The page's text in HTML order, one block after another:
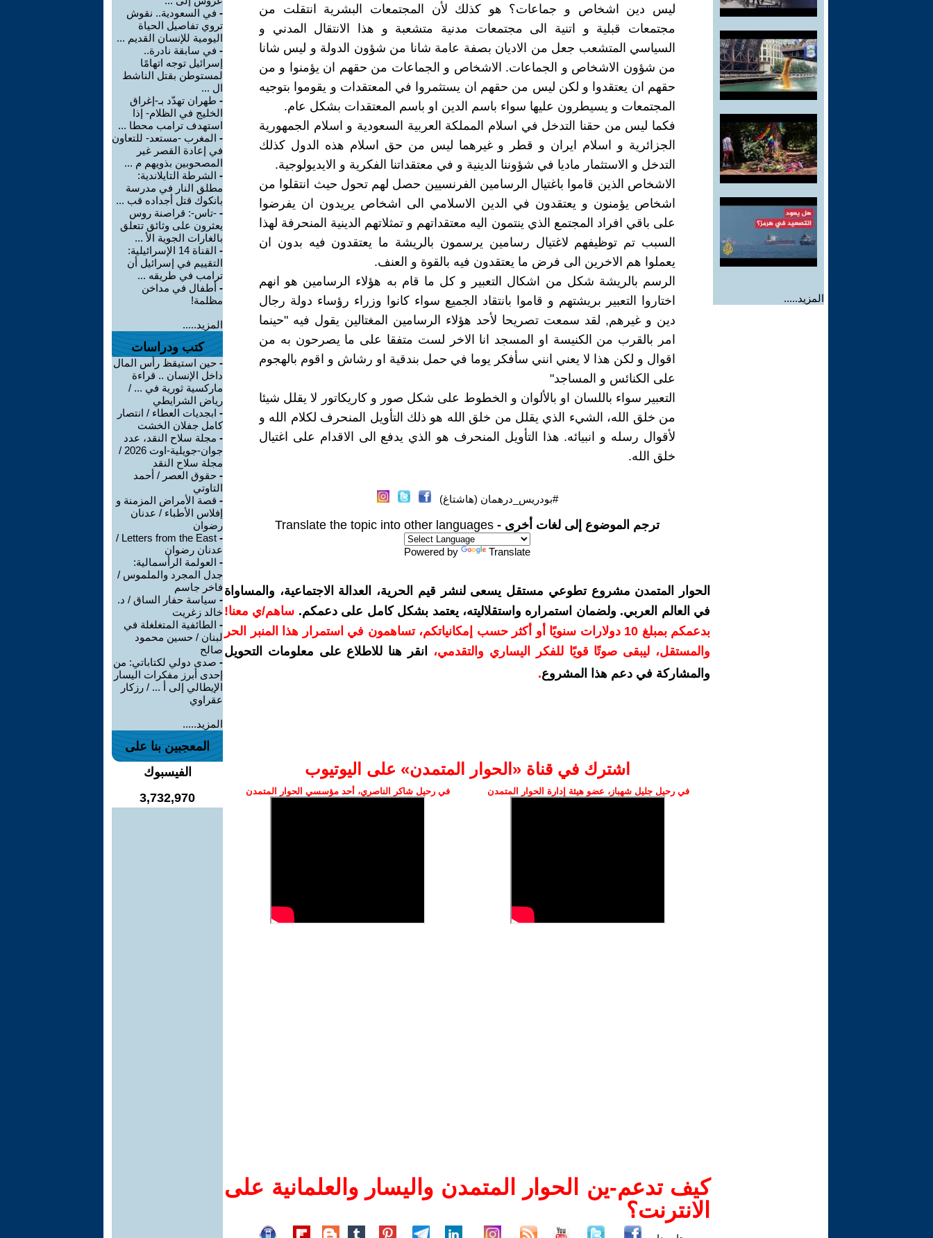
المزيد.....
ليس دين اشخاص و جماعات؟ هو كذلك لأن المجتمعات البشرية انتقلت من
مجتمعات قبلية و اتنية الى مجتمعات مدنية متشعبة و هذا الانتقال المدني و
السياسي المتشعب جعل من الاديان بصفة عامة شانا من شؤون الدولة و ليس شانا
من شؤون الاشخاص و الجماعات. الاشخاص و الجماعات من حقهم ان يؤمنوا و من
حقهم ان يعتقدوا و لكن ليس من حقهم ان يستثمروا في المعتقدات و يقوموا بتوجيه
المجتمعات و يسيطرون عليها سواء باسم الدين او باسم المعتقدات بشكل عام.
فكما ليس من حقنا التدخل في اسلام المملكة العربية السعودية و اسلام الجمهورية
الجزائرية و اسلام ايران و قطر و غيرهما ليس من حق اسلام هذه الدول كذلك
التدخل و الاستثمار ماديا في شؤوننا الدينية و في معتقداتنا الفكرية و الايديولوجية.
الاشخاص الذين قاموا باغتيال الرسامين الفرنسيين حصل لهم تحول حيث انتقلوا من
اشخاص يؤمنون و يعتقدون في الدين الاسلامي الى اشخاص يريدون ان يفرضوا
على باقي افراد المجتمع الذي ينتمون اليه معتقداتهم و تمثلاتهم الدينية المنحرفة لهذا
السبب تم توظيفهم لاغتيال رسامين يرسمون بالريشة ما يعتقدون فيه بدون ان
يعملوا هم الاخرين الى فرض ما يعتقدون فيه بالقوة و العنف.
الرسم بالريشة شكل من اشكال التعبير و كل ما قام به هؤلاء الرسامين هو انهم
اختاروا التعبير بريشتهم و قاموا بانتقاد الجميع سواء كانوا وزراء رؤساء دولة رجال
دين و غيرهم, لقد سمعت تصريحا لأحد هؤلاء الرسامين المغتالين يقول فيه "حينما
امر بالقرب من الكنيسة او المسجد انا الاخر لست متفقا على ما يصرحون به من
اقوال و لكن هذا لا يعني انني سأفكر يوما في حمل بندقية او رشاش و اقوم بالهجوم
على الكنائس و المساجد"
التعبير سواء باللسان او بالألوان و الخطوط على شكل صور و كاريكاتور لا يقلل شيئا
من خلق الله، الشيء الذي يقلل من خلق الله هو ذلك التأويل المنحرف لكلام الله و
لأقوال رسله و انبيائه. هذا التأويل المنحرف هو الذي يدفع الى الاقدام على اغتيال
خلق الله.
#بودريس_درهمان (هاشتاغ)
ترجم الموضوع إلى لغات أخرى - Translate the topic into other languages
Powered by Translate
الحوار المتمدن مشروع تطوعي مستقل يسعى لنشر قيم الحرية، العدالة الاجتماعية، والمساواة
في العالم العربي. ولضمان استمراره واستقلاليته، يعتمد بشكل كامل على دعمكم. ساهم/ي معنا!
بدعمكم بمبلغ 10 دولارات سنويًا أو أكثر حسب إمكانياتكم، تساهمون في استمرار هذا المنبر الحر
والمستقل، ليبقى صوتًا قويًا للفكر اليساري والتقدمي،
انقر هنا للاطلاع على معلومات التحويل
والمشاركة في دعم هذا المشروع.
اشترك في قناة ‫«الحوار المتمدن» على اليوتيوب
في رحيل جليل شهباز، عضو هيئة إدارة الحوار المتمدن في رحيل شاكر الناصري، أحد مؤسسي الحوار المتمدن
كيف تدعم-ين الحوار المتمدن واليسار والعلمانية على
الانترنت؟
- في السعودية.. نقوش
تروي تفاصيل الحياة
اليومية للإنسان القديم ...
- في سابقة نادرة..
إسرائيل توجه اتهامًا
لمستوطن بقتل الناشط
ال ...
- طهران تهدّد بـ-إغراق
الخليج في الظلام- إذا
استهدف ترامب محطا ...
- المغرب -مستعد- للتعاون
في إعادة القصر غير
المصحوبين بذويهم م ...
- الشرطة التايلاندية:
مطلق النار في مدرسة
بانكوك قتل أجداده قب ...
- -تاس-: قراصنة روس
يعثرون على وثائق تتعلق
بالغارات الجوية الأ ...
-
القناة 14 الإسرائيلية:
التقييم في إسرائيل أن
ترامب في طريقه ...
- أطفال في مداخن
مظلمة!
المزيد.....
كتب ودراسات
- حين استيقظ رأس المال
داخل الإنسان .. قراءة
ماركسية ثورية في ... /
رياض الشرايطي
- ابجديات العطاء / انتصار
كامل جفلان الخشت
- مجلة سلاح النقد، عدد
جوان-جويلية-اوت 2026 /
مجلة سلاح النقد
- حقوق العصر / أحمد
التاوتي
- قصة الأمراض المزمنة و
إفلاس الأطباء / عدنان
رضوان
-
Letters from the East /
عدنان رضوان
- العولمة الرأسمالية:
جدل المجرد والملموس /
فاخر جاسم
- سياسة حفار الساق / د.
خالد زغريت
- الطائفية المتغلغلة في
لبنان / حسين محمود
صالح
- صدى دولي لكتاباتي: من
إحدى أبرز مفكرات اليسار
الإيطالي إلى أ ... / رزكار
عقراوي
المزيد.....
المعجبين بنا على
الفيسبوك
3,732,970